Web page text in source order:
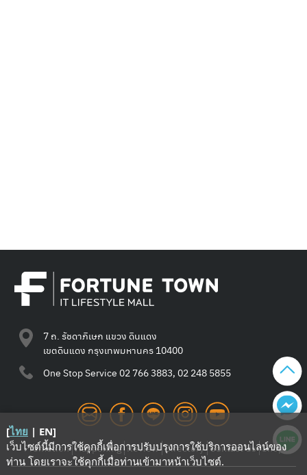
7 ถ. รัชดาภิเษก แขวง ดินแดง
เขตดินแดง กรุงเทพมหานคร 10400
One Stop Service 02 766 3883, 02 248 5855
Promotion Happening Review Directory Contact Us Shop
[ไทย | EN]
เว็บไซต์นี้มีการใช้คุกกี้เพื่อการปรับปรุงการใช้บริการออนไลน์ของ
ท่าน โดยเราจะใช้คุกกี้เมื่อท่านเข้ามาหน้าเว็บไซต์.